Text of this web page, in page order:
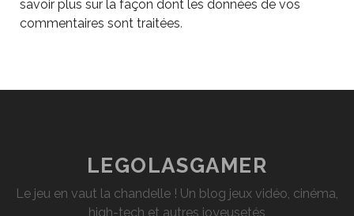
savoir plus sur la façon dont les données de vos
commentaires sont traitées.
LEGOLASGAMER
Le jeu en vaut la chandelle ! Un blog jeux vidéo, cinéma,
high-tech et autres joyeusetés